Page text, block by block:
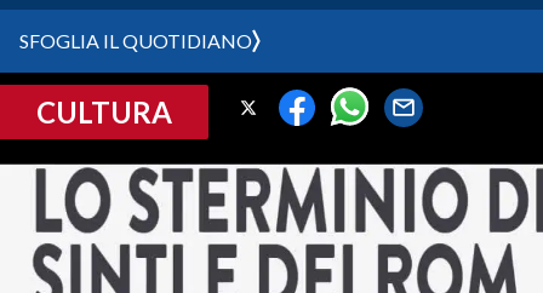
CRONACA SARDEGNA
PROVINCIA DI CAGLIARI
SULCIS IGLESIENTE
MEDIO CAMPIDANO
SFOGLIA IL QUOTIDIANO
CULTURA